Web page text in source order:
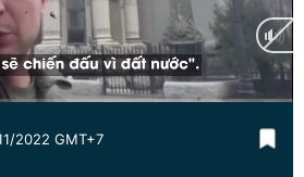
Tin 24h
Tin 360
2022 GMT+7